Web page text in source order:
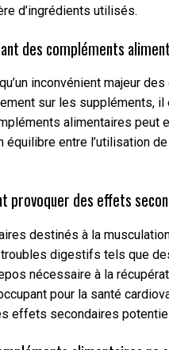
d’ingrédients utilisés.
des compléments
inconvénient majeur
sur les suppléments,
alimentaires peut
équilibre entre l’utilisation
provoquer des effets
destinés à la
digestifs tels que
nécessaire à la
pour la santé
effets secondaires